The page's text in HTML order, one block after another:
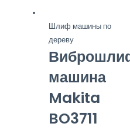
Шлиф машины по
дереву
машина
Makita
BO3711